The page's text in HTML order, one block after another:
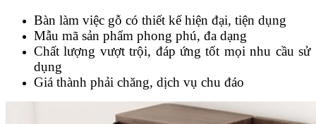
Bàn làm việc gỗ có thiết kế hiện đại, tiện dụng
Mẫu mã sản phẩm phong phú, đa dạng
Chất lượng vượt trội, đáp ứng tốt mọi nhu cầu sử
dụng
Giá thành phải chăng, dịch vụ chu đáo